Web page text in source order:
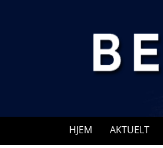
HJEM AKTUELT